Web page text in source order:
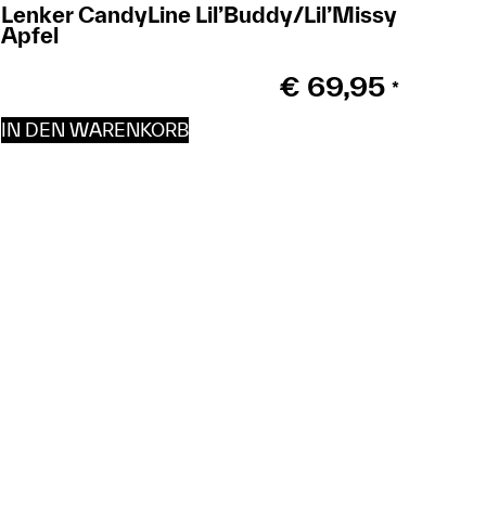
Lenker CandyLine Lil’Buddy/Lil’Missy
Apfel
€ 69,95 *
IN DEN WARENKORB